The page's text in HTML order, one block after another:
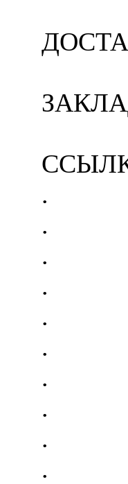
.
.
.
.
.
.
.
.
.
.